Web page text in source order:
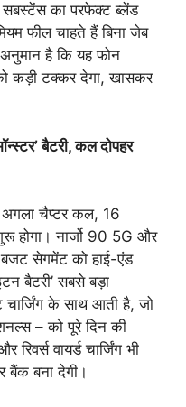
का परफेक्ट ब्लेंड
फील चाहते हैं बिना जेब
अनुमान है कि यह फोन
कड़ी टक्कर देगा, खासकर
बैटरी, कल दोपहर
अगला चैप्टर कल, 16
होगा। नार्जो 90 5G और
सेगमेंट को हाई-एंड
बैटरी’ सबसे बड़ा
चार्जिंग के साथ आती है, जो
– को पूरे दिन की
वायर्ड चार्जिंग भी
बैंक बना देगी।